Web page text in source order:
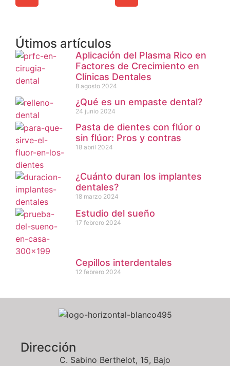
Útimos artículos
Aplicación del Plasma Rico en
Factores de Crecimiento en
Clínicas Dentales
8 agosto 2024
¿Qué es un empaste dental?
24 junio 2024
Pasta de dientes con flúor o
sin flúor: Pros y contras
18 abril 2024
¿Cuánto duran los implantes
dentales?
18 marzo 2024
Estudio del sueño
17 febrero 2024
Cepillos interdentales
12 febrero 2024
Dirección
C. Sabino Berthelot, 15, Bajo